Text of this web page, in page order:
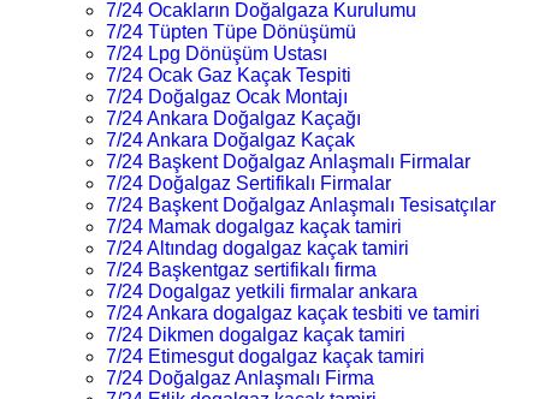
7/24 Ocakların Doğalgaza Kurulumu
7/24 Tüpten Tüpe Dönüşümü
7/24 Lpg Dönüşüm Ustası
7/24 Ocak Gaz Kaçak Tespiti
7/24 Doğalgaz Ocak Montajı
7/24 Ankara Doğalgaz Kaçağı
7/24 Ankara Doğalgaz Kaçak
7/24 Başkent Doğalgaz Anlaşmalı Firmalar
7/24 Doğalgaz Sertifikalı Firmalar
7/24 Başkent Doğalgaz Anlaşmalı Tesisatçılar
7/24 Mamak dogalgaz kaçak tamiri
7/24 Altındag dogalgaz kaçak tamiri
7/24 Başkentgaz sertifikalı firma
7/24 Dogalgaz yetkili firmalar ankara
7/24 Ankara dogalgaz kaçak tesbiti ve tamiri
7/24 Dikmen dogalgaz kaçak tamiri
7/24 Etimesgut dogalgaz kaçak tamiri
7/24 Doğalgaz Anlaşmalı Firma